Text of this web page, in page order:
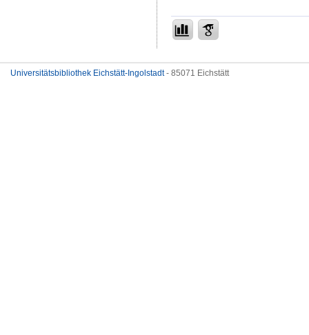
Universitätsbibliothek Eichstätt-Ingolstadt- 85071 Eichstätt